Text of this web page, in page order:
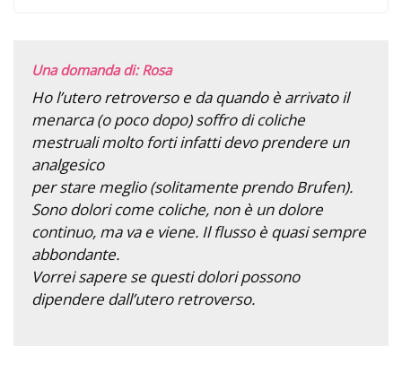
Una domanda di: Rosa
Ho l’utero retroverso e da quando è arrivato il
menarca (o poco dopo) soffro di coliche
mestruali molto forti infatti devo prendere un
analgesico
per stare meglio (solitamente prendo Brufen).
Sono dolori come coliche, non è un dolore
continuo, ma va e viene. Il flusso è quasi sempre
abbondante.
Vorrei sapere se questi dolori possono
dipendere dall’utero retroverso.